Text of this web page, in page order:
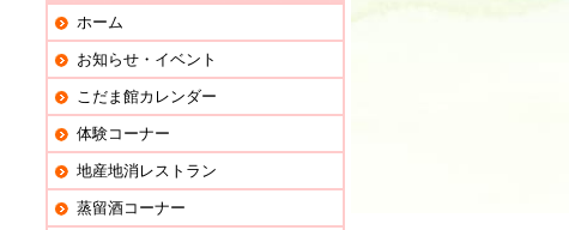
ホーム
お知らせ・イベント
こだま館カレンダー
体験コーナー
地産地消レストラン
蒸留酒コーナー